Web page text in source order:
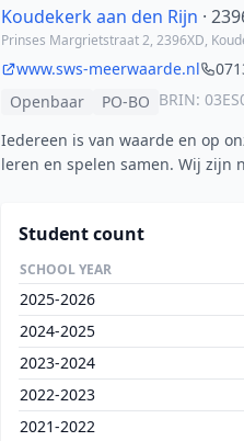
Koudekerk aan den Rijn ·
Prinses Margrietstraat 2, 2396XD,
www.sws-meerwaarde.nl
Openbaar
PO-BO BRIN:
Iedereen is van waarde en op
leren en spelen samen. Wij zijn
Student count
SCHOOL YEAR
2025-2026
2024-2025
2023-2024
2022-2023
2021-2022